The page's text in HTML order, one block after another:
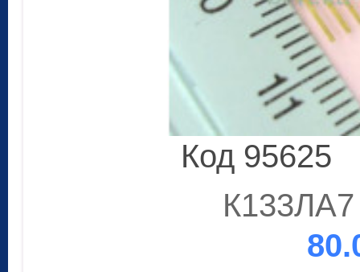
Код 95625